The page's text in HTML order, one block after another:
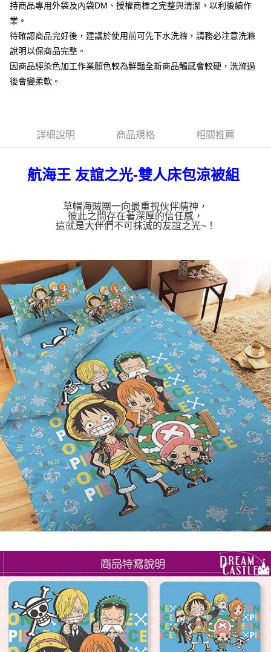
持商品專用外袋及內袋DM、授權商標之完整與清潔，以利後續作
業。
待確認商品完好後，建議於使用前可先下水洗滌，請務必注意洗滌
說明以保商品完整。
因商品經染色加工作業顏色較為鮮豔全新商品觸感會較硬，洗滌過
後會變柔軟。
詳細說明 商品規格 相關推薦
航海王 友誼之光-雙人床包涼被組
草帽海賊團一向最重視伙伴精神，
彼此之間存在著深厚的信任感，
這就是大伴們不可抹滅的友誼之光~！